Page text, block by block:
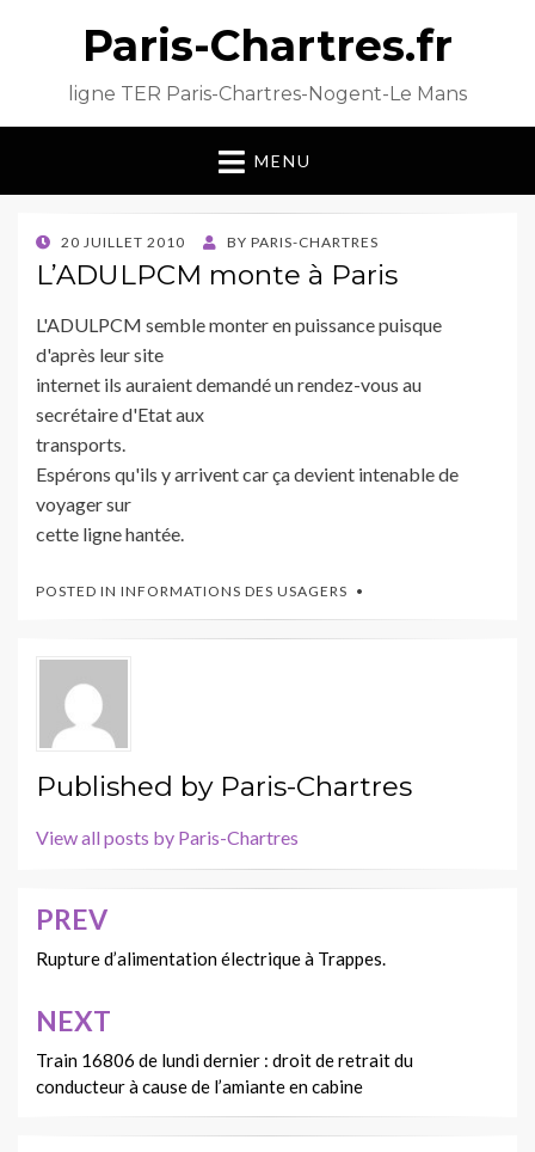
Paris-Chartres.fr
ligne TER Paris-Chartres-Nogent-Le Mans
MENU
POSTED
ON
20 JUILLET 2010 BY PARIS-CHARTRES
L’ADULPCM monte à Paris
L'ADULPCM semble monter en puissance puisque
d'après leur site
internet ils auraient demandé un rendez-vous au
secrétaire d'Etat aux
transports.
Espérons qu'ils y arrivent car ça devient intenable de
voyager sur
cette ligne hantée.
POSTED IN INFORMATIONS DES USAGERS
Published by Paris-Chartres
View all posts by Paris-Chartres
Navigation
de
l’article
PREV
Rupture d’alimentation électrique à Trappes.
NEXT
Train 16806 de lundi dernier : droit de retrait du
conducteur à cause de l’amiante en cabine